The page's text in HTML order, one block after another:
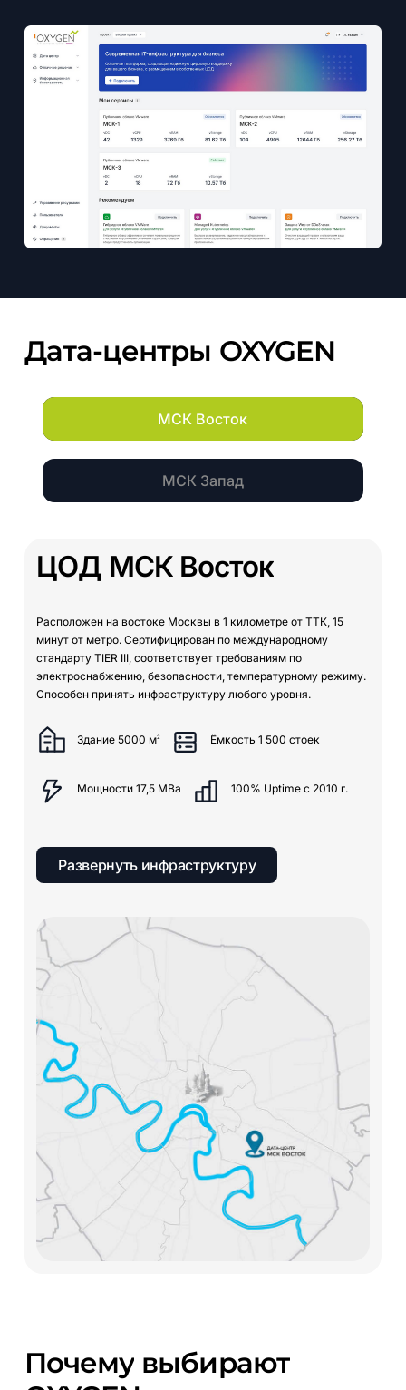
Дата-центры OXYGEN
МСК Восток
МСК Запад
ЦОД МСК Восток
Расположен на востоке Москвы в 1 километре от ТТК, 15
минут от метро. Сертифицирован по международному
стандарту TIER III, соответствует требованиям по
электроснабжению, безопасности, температурному режиму.
Способен принять инфраструктуру любого уровня.
Здание 5000 м2 Ёмкость 1 500 стоек
Мощности 17,5 МВа 100% Uptime с 2010 г.
Развернуть инфраструктуру
Почему выбирают